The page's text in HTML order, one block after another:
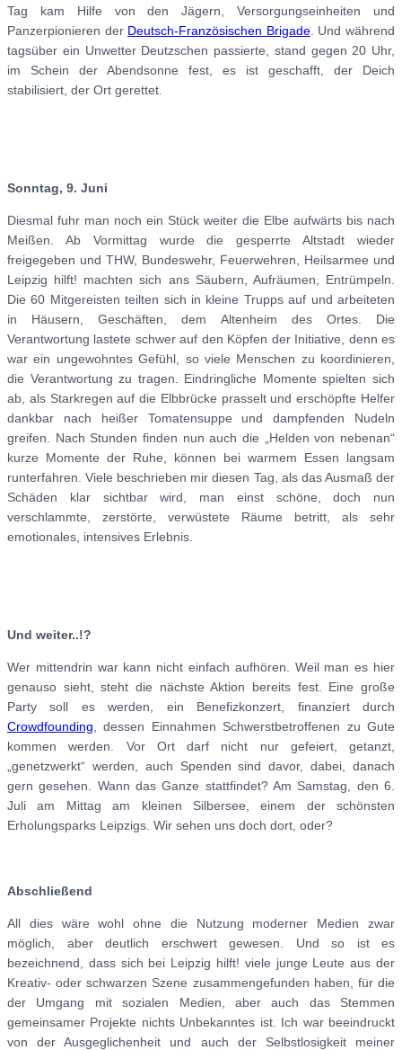
Tag kam Hilfe von den Jägern, Versorgungseinheiten und
Panzerpionieren der Deutsch-Französischen Brigade. Und während
tagsüber ein Unwetter Deutzschen passierte, stand gegen 20 Uhr,
im Schein der Abendsonne fest, es ist geschafft, der Deich
stabilisiert, der Ort gerettet.
Sonntag, 9. Juni
Diesmal fuhr man noch ein Stück weiter die Elbe aufwärts bis nach
Meißen. Ab Vormittag wurde die gesperrte Altstadt wieder
freigegeben und THW, Bundeswehr, Feuerwehren, Heilsarmee und
Leipzig hilft! machten sich ans Säubern, Aufräumen, Entrümpeln.
Die 60 Mitgereisten teilten sich in kleine Trupps auf und arbeiteten
in Häusern, Geschäften, dem Altenheim des Ortes. Die
Verantwortung lastete schwer auf den Köpfen der Initiative, denn es
war ein ungewohntes Gefühl, so viele Menschen zu koordinieren,
die Verantwortung zu tragen. Eindringliche Momente spielten sich
ab, als Starkregen auf die Elbbrücke prasselt und erschöpfte Helfer
dankbar nach heißer Tomatensuppe und dampfenden Nudeln
greifen. Nach Stunden finden nun auch die „Helden von nebenan“
kurze Momente der Ruhe, können bei warmem Essen langsam
runterfahren. Viele beschrieben mir diesen Tag, als das Ausmaß der
Schäden klar sichtbar wird, man einst schöne, doch nun
verschlammte, zerstörte, verwüstete Räume betritt, als sehr
emotionales, intensives Erlebnis.
Und weiter..!?
Wer mittendrin war kann nicht einfach aufhören. Weil man es hier
genauso sieht, steht die nächste Aktion bereits fest. Eine große
Party soll es werden, ein Benefizkonzert, finanziert durch
Crowdfounding, dessen Einnahmen Schwerstbetroffenen zu Gute
kommen werden. Vor Ort darf nicht nur gefeiert, getanzt,
„genetzwerkt“ werden, auch Spenden sind davor, dabei, danach
gern gesehen. Wann das Ganze stattfindet? Am Samstag, den 6.
Juli am Mittag am kleinen Silbersee, einem der schönsten
Erholungsparks Leipzigs. Wir sehen uns doch dort, oder?
Abschließend
All dies wäre wohl ohne die Nutzung moderner Medien zwar
möglich, aber deutlich erschwert gewesen. Und so ist es
bezeichnend, dass sich bei Leipzig hilft! viele junge Leute aus der
Kreativ- oder schwarzen Szene zusammengefunden haben, für die
der Umgang mit sozialen Medien, aber auch das Stemmen
gemeinsamer Projekte nichts Unbekanntes ist. Ich war beeindruckt
von der Ausgeglichenheit und auch der Selbstlosigkeit meiner